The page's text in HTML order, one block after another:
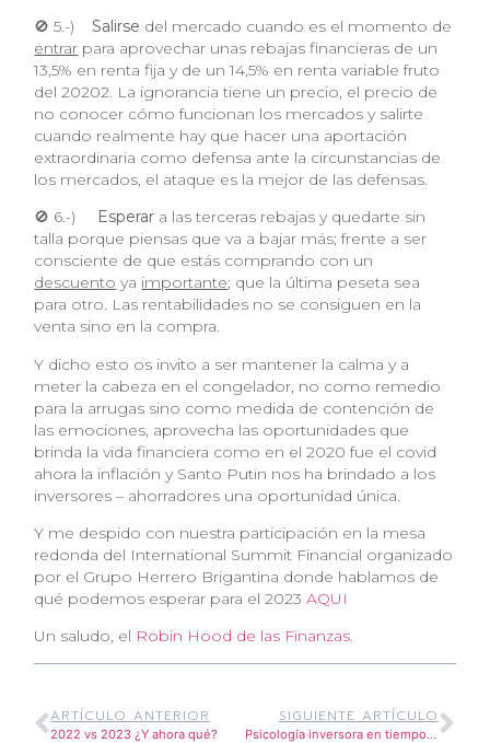
🚫 5.-)Salirse del mercado cuando es el momento de
entrar para aprovechar unas rebajas financieras de un
13,5% en renta fija y de un 14,5% en renta variable fruto
del 20202. La ignorancia tiene un precio, el precio de
no conocer cómo funcionan los mercados y salirte
cuando realmente hay que hacer una aportación
extraordinaria como defensa ante la circunstancias de
los mercados, el ataque es la mejor de las defensas.
🚫 6.-) Esperar a las terceras rebajas y quedarte sin
talla porque piensas que va a bajar más; frente a ser
consciente de que estás comprando con un
descuento ya importante; que la última peseta sea
para otro. Las rentabilidades no se consiguen en la
venta sino en la compra.
Y dicho esto os invito a ser mantener la calma y a
meter la cabeza en el congelador, no como remedio
para la arrugas sino como medida de contención de
las emociones, aprovecha las oportunidades que
brinda la vida financiera como en el 2020 fue el covid
ahora la inflación y Santo Putin nos ha brindado a los
inversores – ahorradores una oportunidad única.
Y me despido con nuestra participación en la mesa
redonda del International Summit Financial organizado
por el Grupo Herrero Brigantina donde hablamos de
qué podemos esperar para el 2023AQUI
Un saludo, el Robin Hood de las Finanzas.
ARTÍCULO ANTERIOR
2022 vs 2023 ¿Y ahora qué?
SIGUIENTE ARTÍCULO
Psicología inversora en tiempos convulsos